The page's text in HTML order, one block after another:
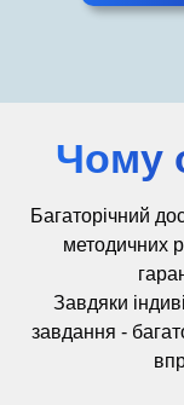
Чому
Багаторічний
методичних
Завдяки
завдання -